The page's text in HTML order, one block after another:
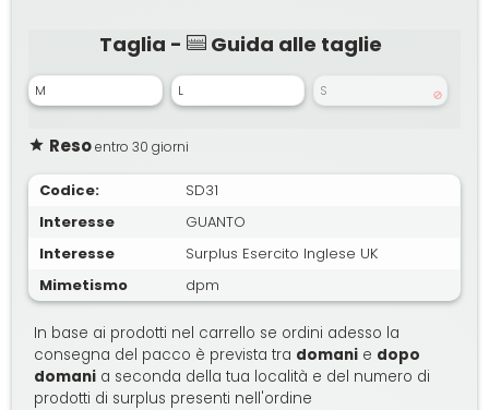
Taglia - Guida alle taglie
M L S
Resoentro 30 giorni
Codice:
SD31
Interesse
GUANTO
Interesse
Surplus Esercito Inglese UK
Mimetismo
dpm
In base ai prodotti nel carrello se ordini adesso la
consegna del pacco è prevista tra domani e dopo
domani a seconda della tua località e del numero di
prodotti di surplus presenti nell'ordine